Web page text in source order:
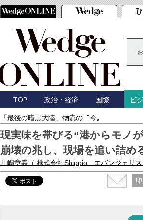
TOP 政治・経済 国際 ビ
「最後の暗黒大陸」物流の〝今〟
現実味を帯びる“港からモノ
崩壊の兆し、現場を追い詰め
川嶋章義 （ 株式会社Shippio エバンジェリ